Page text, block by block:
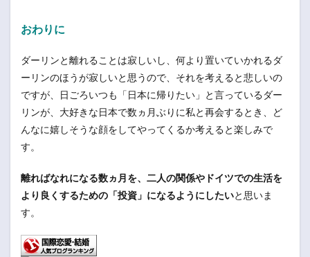
おわりに
ダーリンと離れることは寂しいし、何より置いていかれるダ
ーリンのほうが寂しいと思うので、それを考えると悲しいの
ですが、日ごろいつも「日本に帰りたい」と言っているダー
リンが、大好きな日本で数ヵ月ぶりに私と再会するとき、ど
んなに嬉しそうな顔をしてやってくるか考えると楽しみで
す。
離ればなれになる数ヵ月を、二人の関係やドイツでの生活を
より良くするための「投資」になるようにしたいと思いま
す。